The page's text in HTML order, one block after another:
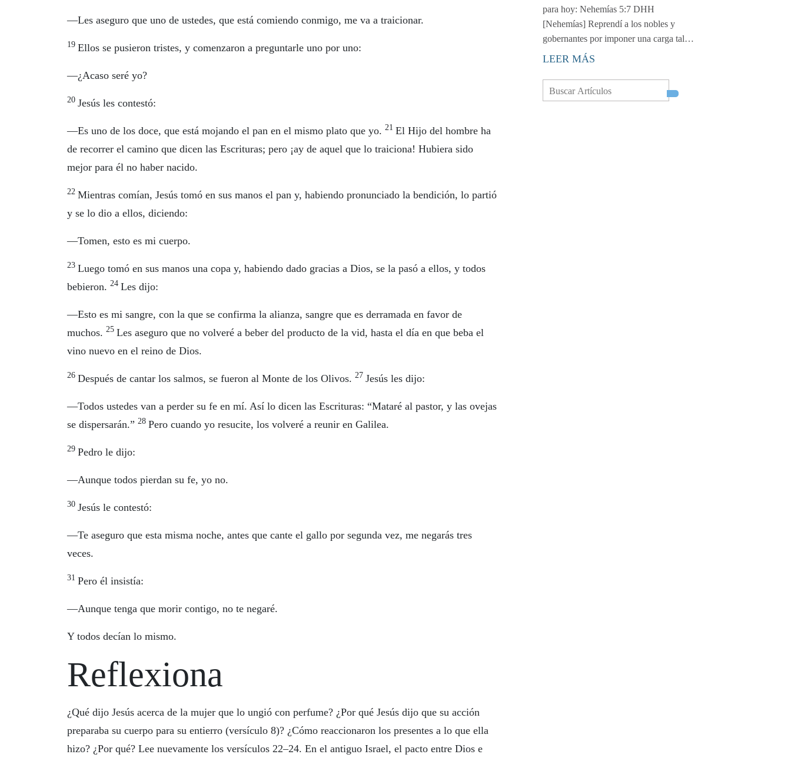
—Les aseguro que uno de ustedes, que está comiendo conmigo, me va a traicionar.
19 Ellos se pusieron tristes, y comenzaron a preguntarle uno por uno:
—¿Acaso seré yo?
20 Jesús les contestó:
—Es uno de los doce, que está mojando el pan en el mismo plato que yo. 21 El Hijo del hombre ha
de recorrer el camino que dicen las Escrituras; pero ¡ay de aquel que lo traiciona! Hubiera sido
mejor para él no haber nacido.
22 Mientras comían, Jesús tomó en sus manos el pan y, habiendo pronunciado la bendición, lo partió
y se lo dio a ellos, diciendo:
—Tomen, esto es mi cuerpo.
23 Luego tomó en sus manos una copa y, habiendo dado gracias a Dios, se la pasó a ellos, y todos
bebieron. 24 Les dijo:
—Esto es mi sangre, con la que se confirma la alianza, sangre que es derramada en favor de
muchos. 25 Les aseguro que no volveré a beber del producto de la vid, hasta el día en que beba el
vino nuevo en el reino de Dios.
26 Después de cantar los salmos, se fueron al Monte de los Olivos. 27 Jesús les dijo:
—Todos ustedes van a perder su fe en mí. Así lo dicen las Escrituras: “Mataré al pastor, y las ovejas
se dispersarán.” 28 Pero cuando yo resucite, los volveré a reunir en Galilea.
29 Pedro le dijo:
—Aunque todos pierdan su fe, yo no.
30 Jesús le contestó:
—Te aseguro que esta misma noche, antes que cante el gallo por segunda vez, me negarás tres
veces.
31 Pero él insistía:
—Aunque tenga que morir contigo, no te negaré.
Y todos decían lo mismo.
Reflexiona
¿Qué dijo Jesús acerca de la mujer que lo ungió con perfume? ¿Por qué Jesús dijo que su acción
preparaba su cuerpo para su entierro (versículo 8)? ¿Cómo reaccionaron los presentes a lo que ella
hizo? ¿Por qué? Lee nuevamente los versículos 22–24. En el antiguo Israel, el pacto entre Dios e
para hoy: Nehemías 5:7 DHH
[Nehemías] Reprendí a los nobles y
gobernantes por imponer una carga tal…
LEER MÁS